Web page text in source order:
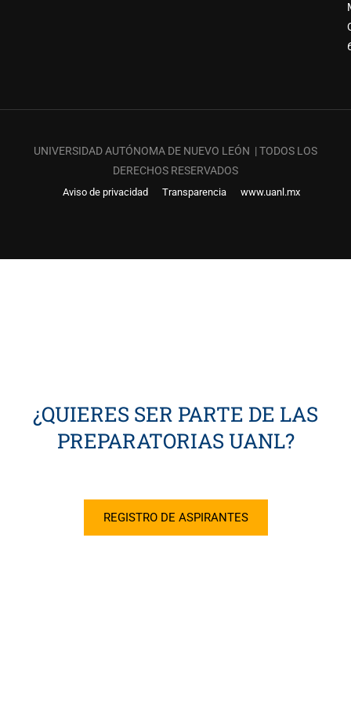
UNIVERSIDAD AUTÓNOMA DE NUEVO LEÓN | TODOS LOS
DERECHOS RESERVADOS
Aviso de privacidad Transparencia www.uanl.mx
¿QUIERES SER PARTE DE LAS
PREPARATORIAS UANL?
REGISTRO DE ASPIRANTES